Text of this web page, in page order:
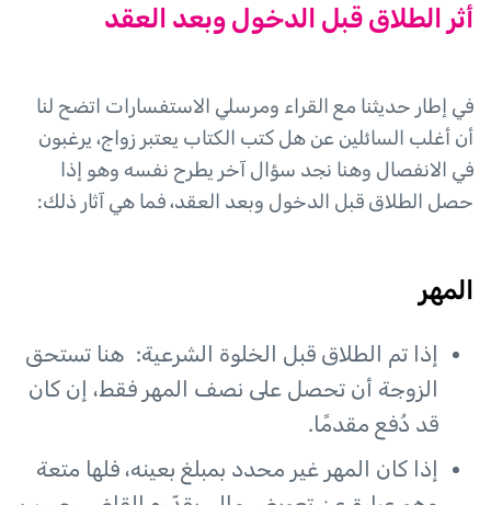
أثر الطلاق قبل الدخول وبعد العقد
في إطار حديثنا مع القراء ومرسلي الاستفسارات اتضح لنا
أن أغلب السائلين عن هل كتب الكتاب يعتبر زواج، يرغبون
في الانفصال وهنا نجد سؤال آخر يطرح نفسه وهو إذا
حصل الطلاق قبل الدخول وبعد العقد، فما هي آثار ذلك:
المهر
إذا تم الطلاق قبل الخلوة الشرعية: هنا تستحق
الزوجة أن تحصل على نصف المهر فقط، إن كان
قد دُفع مقدمًا.
إذا كان المهر غير محدد بمبلغ بعينه، فلها متعة